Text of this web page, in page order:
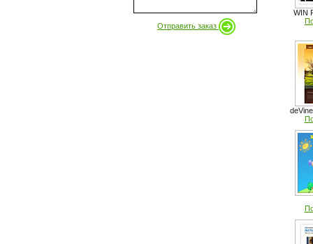
Отправить заказ
WIN